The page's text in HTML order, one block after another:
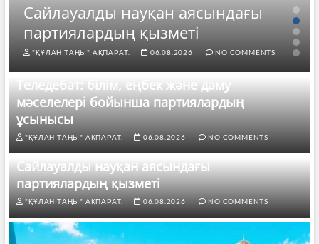
Сайлауалды науқан аясындағы
партиялардың қызметі
"ҚҰЛАН ТАҢЫ" АҚПАРАТ. 06.08.2026 NO COMMENTS
Теледебат: білім, еңбек және даму
мәселелері бойынша партиялардың
ұсынысы
"ҚҰЛАН ТАҢЫ" АҚПАРАТ. 06.08.2026 NO COMMENTS
Сайлауалды науқан аясындағы
партиялардың қызметі
"ҚҰЛАН ТАҢЫ" АҚПАРАТ. 06.08.2026 NO COMMENTS